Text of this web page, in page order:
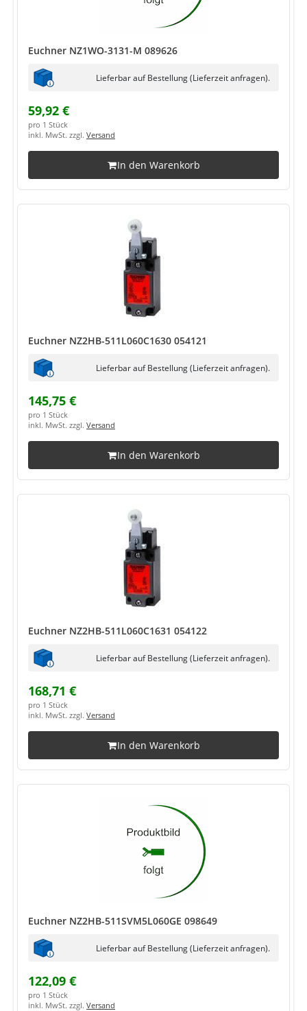
Euchner NZ1WO-3131-M 089626
Lieferbar auf Bestellung (Lieferzeit anfragen).
59,92 €
pro 1 Stück
inkl. MwSt. zzgl. Versand
In den Warenkorb
Euchner NZ2HB-511L060C1630 054121
Lieferbar auf Bestellung (Lieferzeit anfragen).
145,75 €
pro 1 Stück
inkl. MwSt. zzgl. Versand
In den Warenkorb
Euchner NZ2HB-511L060C1631 054122
Lieferbar auf Bestellung (Lieferzeit anfragen).
168,71 €
pro 1 Stück
inkl. MwSt. zzgl. Versand
In den Warenkorb
Euchner NZ2HB-511SVM5L060GE 098649
Lieferbar auf Bestellung (Lieferzeit anfragen).
122,09 €
pro 1 Stück
inkl. MwSt. zzgl. Versand